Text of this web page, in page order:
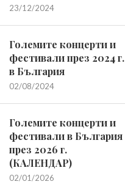
23/12/2024
Големите концерти и
фестивали през 2024 г.
в България
02/08/2024
Големите концерти и
фестивали в България
през 2026 г.
(КАЛЕНДАР)
02/01/2026